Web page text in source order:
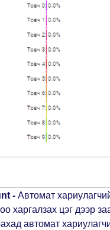
- Автомат
харгалзах цэг дээр
автомат